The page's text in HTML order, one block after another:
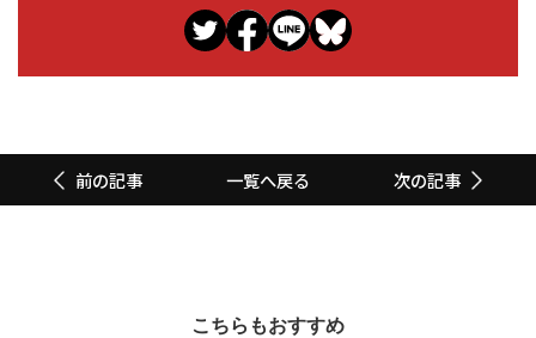
前の記事 一覧へ戻る 次の記事
こちらもおすすめ